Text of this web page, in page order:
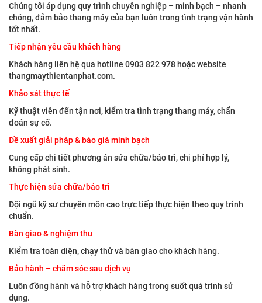
Chúng tôi áp dụng quy trình chuyên nghiệp – minh bạch – nhanh
chóng, đảm bảo thang máy của bạn luôn trong tình trạng vận hành
tốt nhất.
Tiếp nhận yêu cầu khách hàng
Khách hàng liên hệ qua hotline 0903 822 978 hoặc website
thangmaythientanphat.com.
Khảo sát thực tế
Kỹ thuật viên đến tận nơi, kiểm tra tình trạng thang máy, chẩn
đoán sự cố.
Đề xuất giải pháp & báo giá minh bạch
Cung cấp chi tiết phương án sửa chữa/bảo trì, chi phí hợp lý,
không phát sinh.
Thực hiện sửa chữa/bảo trì
Đội ngũ kỹ sư chuyên môn cao trực tiếp thực hiện theo quy trình
chuẩn.
Bàn giao & nghiệm thu
Kiểm tra toàn diện, chạy thử và bàn giao cho khách hàng.
Bảo hành – chăm sóc sau dịch vụ
Luôn đồng hành và hỗ trợ khách hàng trong suốt quá trình sử
dụng.